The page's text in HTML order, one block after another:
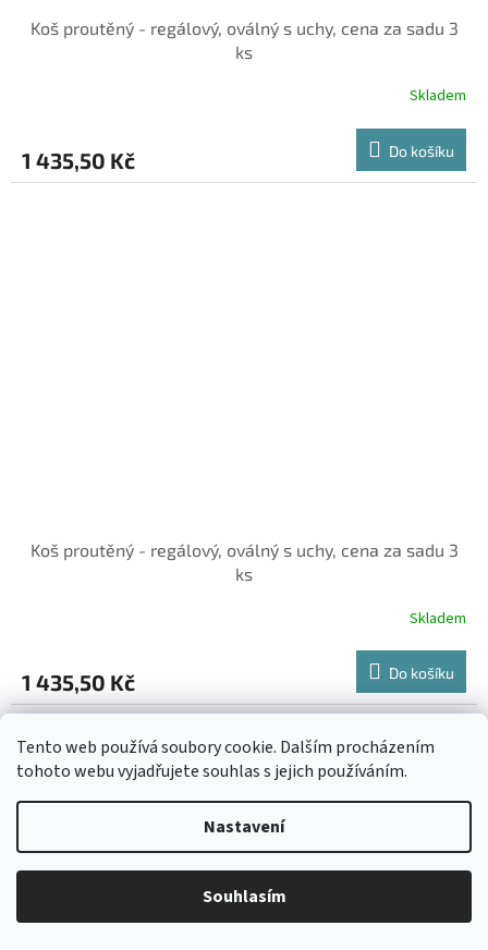
Tento web používá soubory cookie. Dalším procházením
tohoto webu vyjadřujete souhlas s jejich používáním.
Nastavení
Souhlasím
Koš proutěný - regálový, oválný s uchy, cena za sadu 3
ks
Skladem
1 435,50 Kč Do košíku
Koš proutěný - regálový, oválný s uchy, cena za sadu 3
ks
Skladem
1 435,50 Kč Do košíku